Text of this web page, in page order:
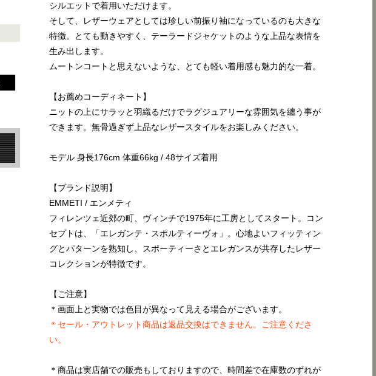
シルエットで着用いただけます。
そして、レザーウェアとしては珍しい前振り袖になっているのも大きな
特徴。とても動きやすく、テーラードジャケットのような上品な表情を
生み出します。
ムートンコートと思えないような、とても軽い着用感も魅力的な一着。
【お薦めコーディネート】
ニットの上にサラッと羽織るだけでラグジュアリーな雰囲気を纏う事が
できます。無骨過ぎず上品なレザースタイルをお楽しみください。
モデル 身長176cm 体重66kg / 48サイズ着用
【ブランド説明】
EMMETI / エンメティ
フィレンツェ近郊の町、ヴィンチで1975年に工房としてスタート。コン
セプトは、「エレガンテ・スポルティーヴォ」。心地よいフィッティン
グとパターンを熟知し、スポーティーさとエレガンスが共存したレザー
コレクションが特徴です。
【ご注意】
＊画面上と実物では色目が異なって見える場合がございます。
＊セール・アウトレット商品は返品交換はできません。ご注意くださ
い。
＊商品は実店舗での販売もしておりますので、時間差で在庫数のずれが